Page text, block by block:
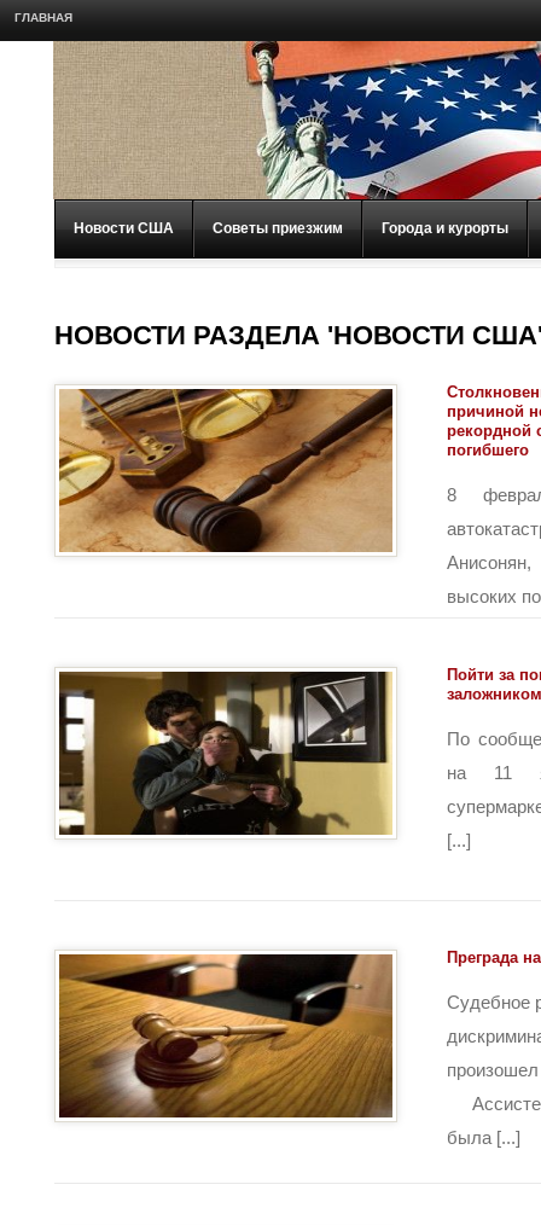
ГЛАВНАЯ
Новости США Советы приезжим Города и курорты
НОВОСТИ РАЗДЕЛА 'НОВОСТИ
причиной
рекордной
погибшего
8
высоких
Пойти за
заложником
По
на 11
[...]
Преграда
Судебное
была [...]